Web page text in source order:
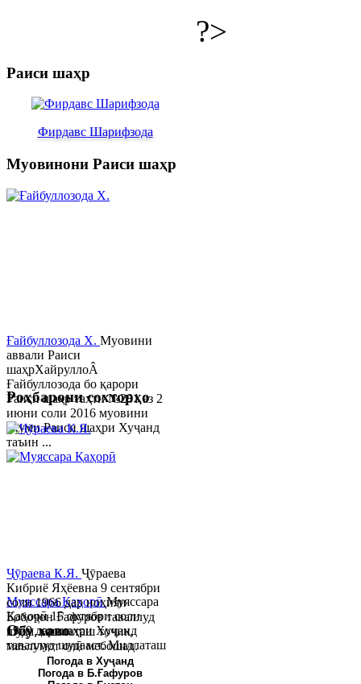
?>
Раиси шаҳр
Фирдавс Шарифзода
Муовинони Раиси шаҳр
Ғайбуллозода Х. Муовини
аввали Раиси
шаҳрХайруллоÂ
Ғайбуллозода бо қарори
Раиси шаҳр таҳти №281 аз 2
июни соли 2016 муовини
якуми Раиси шаҳри Хуҷанд
таъин ...
Муяссара ҚаҳорӣМуяссара
Қаҳорӣ 15 октябри соли
1979 дар шаҳри Хуҷанд
таваллуд шудааст. Миллаташ
тоҷик. Маълумот олӣ. Соли
2002 Донишгоҳи давлатии
Роҳбарони сохторҳо
Ҷӯраева К.Я. Ҷӯраева
Кибриё Яҳёевна 9 сентябри
соли 1966 дар ноҳияи
Бобоҷон Ғафуров таваллуд
шуда, миллаташ тоҷик,
маълумот олӣ мебошад.
Соли 1997 Донишг...
Обу хаво
Погода в Хуҷанд
Погода в Б.Ғафуров